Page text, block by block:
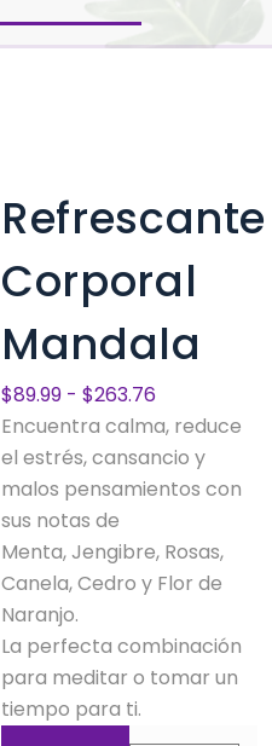
Refrescante
Corporal
Mandala
$89.99 - $263.76Rango
de
precios:
desde
hasta
$263.76
Encuentra calma, reduce
el estrés, cansancio y
malos pensamientos con
sus notas de
Menta, Jengibre, Rosas,
Canela, Cedro y Flor de
Naranjo.
La perfecta combinación
para meditar o tomar un
tiempo para ti.